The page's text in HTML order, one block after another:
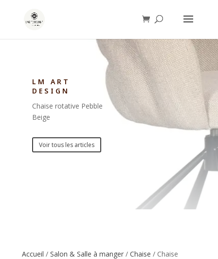
LM ART
DESIGN
Chaise rotative Pebble
Beige
Voir tous les articles
Accueil / Salon & Salle à manger/ Chaise / Chaise